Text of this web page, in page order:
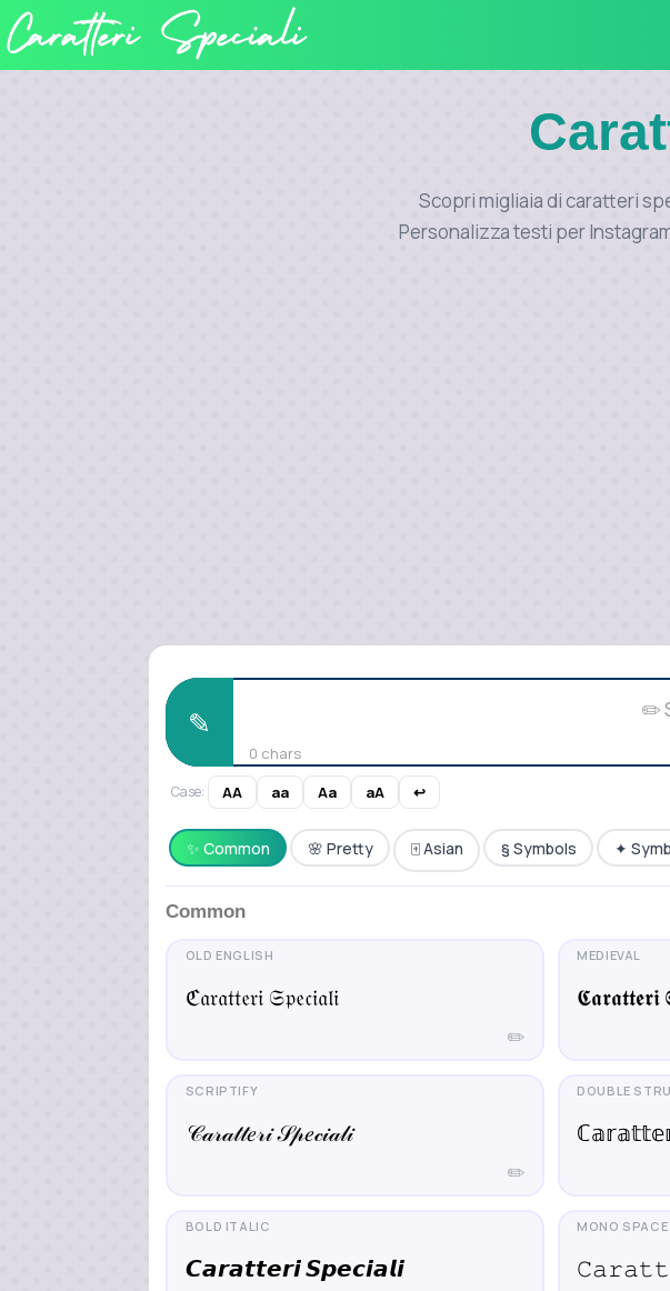
Scopri migliaia di caratteri
Personalizza testi per
✎
0 chars
Case: AA aa Aa aA ↩
✨ Common 🌸 Pretty 🀄 Asian § Symbols ✦
Common
✏️
ℭ𝔞𝔯𝔞𝔱𝔱𝔢𝔯𝔦 𝔖𝔭𝔢𝔠𝔦𝔞𝔩𝔦 𝕮𝖆𝖗𝖆𝖙𝖙𝖊𝖗𝖎
✏️
𝒞𝒶𝓇𝒶𝓉𝓉𝑒𝓇𝒾 𝒮𝓅𝑒𝒸𝒾𝒶𝓁𝒾
𝘾𝙖𝙧𝙖𝙩𝙩𝙚𝙧𝙞 𝙎𝙥𝙚𝙘𝙞𝙖𝙡𝙞